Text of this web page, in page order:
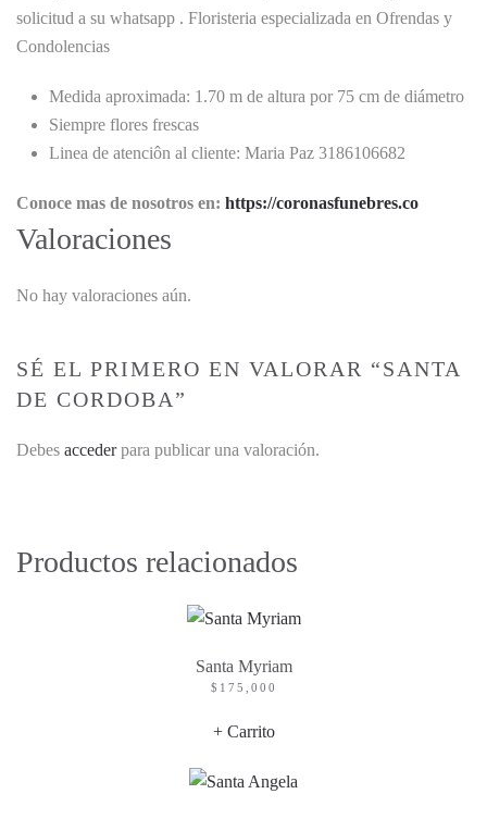
solicitud a su whatsapp . Floristeria especializada en Ofrendas y
Condolencias
Medida aproximada: 1.70 m de altura por 75 cm de diámetro
Siempre flores frescas
Linea de atenciôn al cliente: Maria Paz 3186106682
Conoce mas de nosotros en: https://coronasfunebres.co
Valoraciones
No hay valoraciones aún.
SÉ EL PRIMERO EN VALORAR “SANTA
DE CORDOBA”
Debes accederpara publicar una valoración.
Productos relacionados
Santa Myriam
$ 175,000
+ Carrito